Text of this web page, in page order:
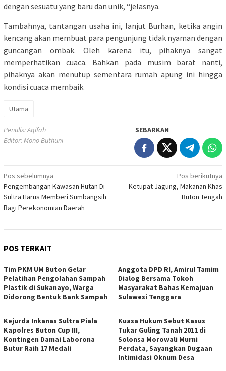
dengan sesuatu yang baru dan unik, “jelasnya.
Tambahnya, tantangan usaha ini, lanjut Burhan, ketika angin
kencang akan membuat para pengunjung tidak nyaman dengan
guncangan ombak. Oleh karena itu, pihaknya sangat
memperhatikan cuaca. Bahkan pada musim barat nanti,
pihaknya akan menutup sementara rumah apung ini hingga
kondisi cuaca membaik.
Utama
Penulis: Aqifah
Editor: Mono Buthuni
SEBARKAN
Navigasi
pos
Pos sebelumnya
Pengembangan Kawasan Hutan Di
Sultra Harus Memberi Sumbangsih
Bagi Perekonomian Daerah
Pos berikutnya
Ketupat Jagung, Makanan Khas
Buton Tengah
POS TERKAIT
Tim PKM UM Buton Gelar
Pelatihan Pengolahan Sampah
Plastik di Sukanayo, Warga
Didorong Bentuk Bank Sampah
Anggota DPD RI, Amirul Tamim
Dialog Bersama Tokoh
Masyarakat Bahas Kemajuan
Sulawesi Tenggara
Kejurda Inkanas Sultra Piala
Kapolres Buton Cup III,
Kontingen Damai Laborona
Butur Raih 17 Medali
Kuasa Hukum Sebut Kasus
Tukar Guling Tanah 2011 di
Solonsa Morowali Murni
Perdata, Sayangkan Dugaan
Intimidasi Oknum Desa